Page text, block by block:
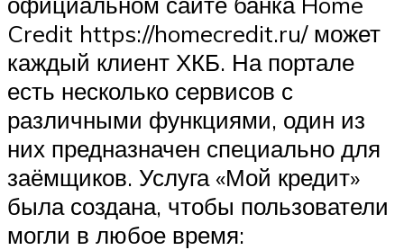
Credit https://homecredit.ru/ может
каждый клиент ХКБ. На портале
есть несколько сервисов с
различными функциями, один из
них предназначен специально для
заёмщиков. Услуга «Мой кредит»
была создана, чтобы пользователи
могли в любое время: